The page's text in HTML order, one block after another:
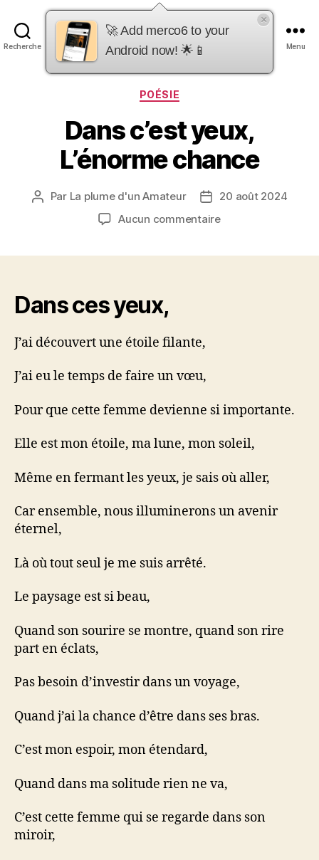
Recherche
merco6
Menu
Catégories
POÉSIE
Dans c’est yeux,
L’énorme chance
Auteur
Par La plume d'un Amateur
Date
de
20 août 2024
Aucun commentairesur
Dans ces yeux,
J’ai découvert une étoile filante,
J’ai eu le temps de faire un vœu,
Pour que cette femme devienne si importante.
Elle est mon étoile, ma lune, mon soleil,
Même en fermant les yeux, je sais où aller,
Car ensemble, nous illuminerons un avenir
éternel,
Là où tout seul je me suis arrêté.
Le paysage est si beau,
Quand son sourire se montre, quand son rire
part en éclats,
Pas besoin d’investir dans un voyage,
Quand j’ai la chance d’être dans ses bras.
C’est mon espoir, mon étendard,
Quand dans ma solitude rien ne va,
C’est cette femme qui se regarde dans son
miroir,
🚀 Add merco6 to your
Android now! 🌟📱
×